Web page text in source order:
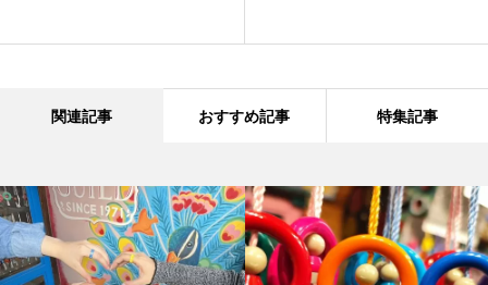
関連記事 おすすめ記事 特集記事